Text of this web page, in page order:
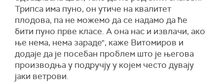
Трипса има пуно, он утиче на квалитет
плодова, па не можемо да се надамо да ће
бити пуно прве класе. А она нас и извлачи, ако
ње нема, нема зараде", каже Витомиров и
додаје да је посебан проблем што је његова
производња у подручју у којем често дувају
јаки ветрови.